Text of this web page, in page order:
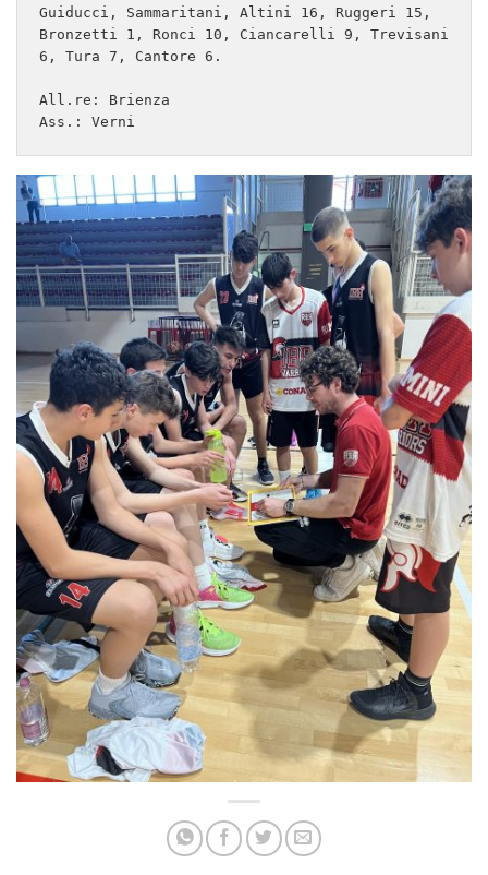
Guiducci, Sammaritani, Altini 16, Ruggeri 15,
Bronzetti 1, Ronci 10, Ciancarelli 9, Trevisani
6, Tura 7, Cantore 6.
All.re: Brienza
Ass.: Verni